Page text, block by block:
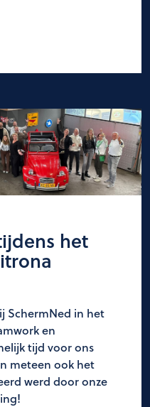
het
SchermNed in het
en
tijd voor ons
meteen ook het
werd door onze